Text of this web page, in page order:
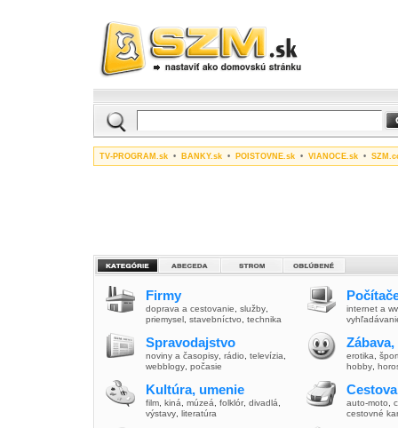
TV-PROGRAM.sk • BANKY.sk • POISTOVNE.sk • VIANOCE.sk •
Firmy
doprava a cestovanie služby
priemysel stavebníctvo technika
Spravodajstvo
noviny a časopisy rádio televízia
webblogy počasie
Kultúra, umenie
film kiná múzeá folklór, divadlá
výstavy literatúra
internet a
erotika
hobby
auto-moto
cestovné